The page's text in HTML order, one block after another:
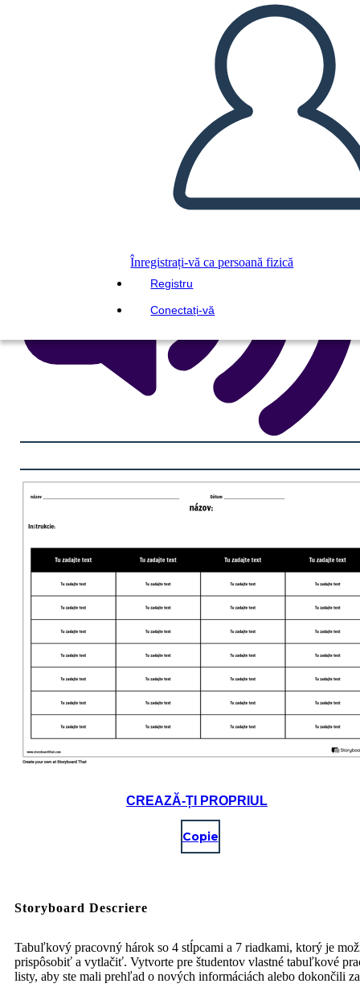
Înregistrați-vă ca persoană fizică
Registru
Conectați-vă
Copiați acest Storyboard
CREAȚI UN STORYBOARD
REDAȚI PREZENTAREA DE DIAPOZITIVE
CITESTE-MI
CREAZĂ-ȚI PROPRIUL
Copie
Storyboard Descriere
Tabuľkový pracovný hárok so 4 stĺpcami a 7 riadkami, ktorý je
prispôsobiť a vytlačiť. Vytvorte pre študentov vlastné tabuľkové
listy, aby ste mali prehľad o nových informáciách alebo dokončili